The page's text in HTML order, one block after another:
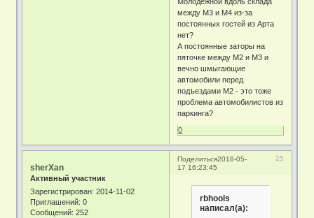
между М3 и М4 из-за
постоянных гостей из Арта
нет?
А постоянные заторы на
пяточке между М2 и М3 и
вечно шмыгающие
автомобили перед
подъездами М2 - это тоже
проблема автомобилистов из
паркинга?
0
Поделиться 25
2018-05-
17 16:23:45
sherXan
Активный участник
Зарегистрирован: 2014-11-02
Приглашений: 0
Сообщений: 252
rbhools
написал(а):